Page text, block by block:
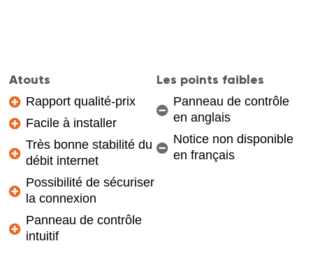
Atouts
Rapport qualité-prix
Facile à installer
Très bonne stabilité du
débit internet
Possibilité de sécuriser
la connexion
Panneau de contrôle
intuitif
Les points faibles
Panneau de contrôle
en anglais
Notice non disponible
en français